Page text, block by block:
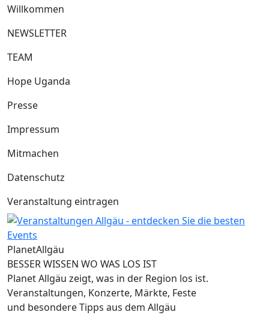
Willkommen
NEWSLETTER
TEAM
Hope Uganda
Presse
Impressum
Mitmachen
Datenschutz
Veranstaltung eintragen
PlanetAllgäu
BESSER WISSEN WO WAS LOS IST
Planet Allgäu zeigt, was in der Region los ist.
Veranstaltungen, Konzerte, Märkte, Feste
und besondere Tipps aus dem Allgäu